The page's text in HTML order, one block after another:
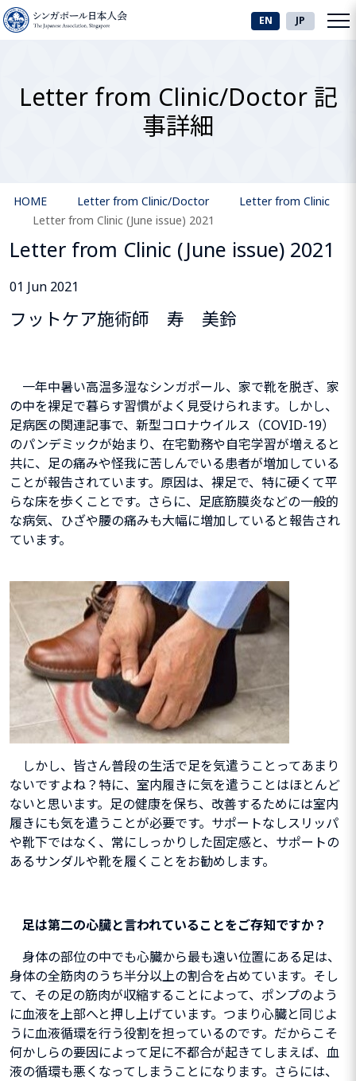
EN JP
Letter from Clinic/Doctor 記
事詳細
HOME Letter from Clinic/Doctor
Letter from Clinic
Letter from Clinic (June issue) 2021
Letter from Clinic (June issue) 2021
01 Jun 2021
フットケア施術師 寿 美鈴
一年中暑い高温多湿なシンガポール、家で靴を脱ぎ、家
の中を裸足で暮らす習慣がよく見受けられます。 しかし、
足病医の関連記事で、新型コロナウイルス（COVID-19）
のパンデミックが始まり、在宅勤務や自宅学習が増えると
共に、足の痛みや怪我に苦しんでいる患者が増加している
ことが報告されています。原因は、裸足で、特に硬くて平
らな床を歩くことです。さらに、足底筋膜炎などの一般的
な病気、ひざや腰の痛みも大幅に増加していると報告され
ています。
しかし、皆さん普段の生活で足を気遣うことってあまり
ないですよね？特に、室内履きに気を遣うことはほとんど
ないと思います。足の健康を保ち、改善するためには室内
履きにも気を遣うことが必要です。 サポートなしスリッパ
や靴下ではなく、常にしっかりした固定感と、サポートの
あるサンダルや靴を履くことをお勧めします。
足は第二の心臓と言われていることをご存知ですか？
身体の部位の中でも心臓から最も遠い位置にある足は、
身体の全筋肉のうち半分以上の割合を占めています。そし
て、その足の筋肉が収縮することによって、ポンプのよう
に血液を上部へと押し上げています。つまり心臓と同じよ
うに血液循環を行う役割を担っているのです。 だからこそ
何かしらの要因によって足に不都合が起きてしまえば、血
液の循環も悪くなってしまうことになります。さらには、